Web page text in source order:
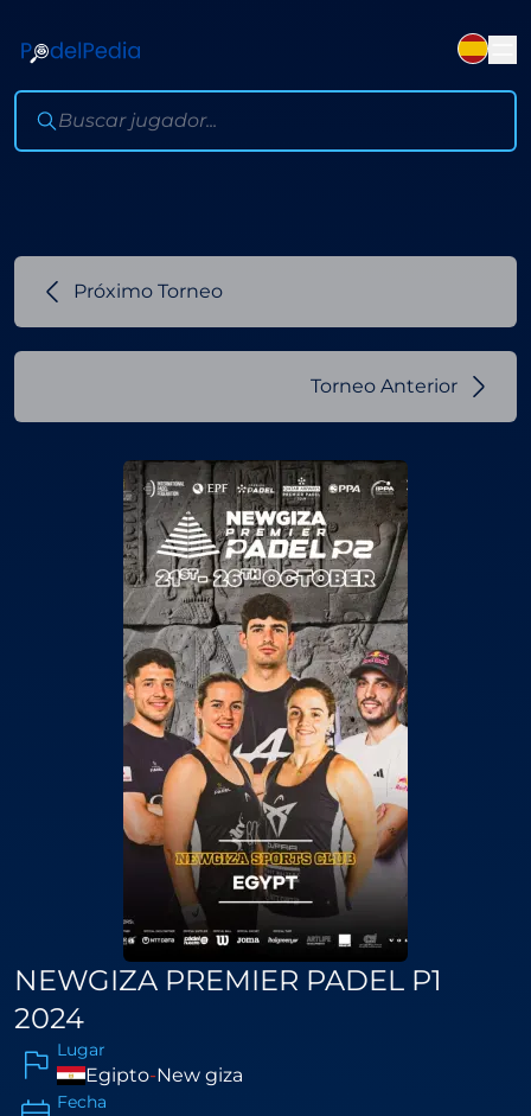
Próximo Torneo
Torneo Anterior
NEWGIZA PREMIER PADEL P1
2024
Lugar
Egipto-New giza
Fecha